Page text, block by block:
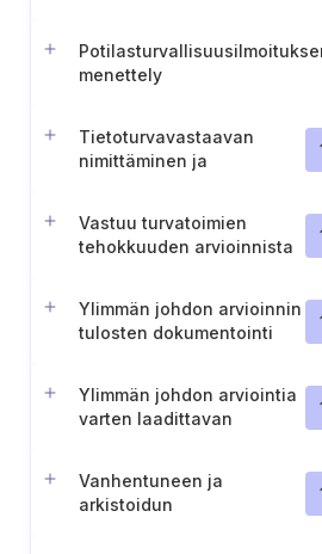
menettely
Tietoturvavastaavan
nimittäminen ja
Vastuu turvatoimien
tehokkuuden arvioinnista
Ylimmän johdon arvioinnin
tulosten dokumentointi
Ylimmän johdon arviointia
varten laadittavan
Vanhentuneen ja
arkistoidun